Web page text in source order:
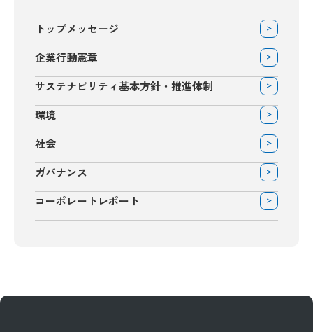
トップメッセージ
企業行動憲章
サステナビリティ基本方針・推進体制
環境
社会
ガバナンス
コーポレートレポート